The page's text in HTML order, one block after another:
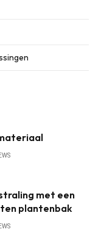
met een
plantenbak